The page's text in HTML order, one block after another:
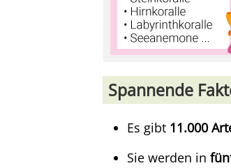
Spannende
Es gibt 11.000
Sie werden in